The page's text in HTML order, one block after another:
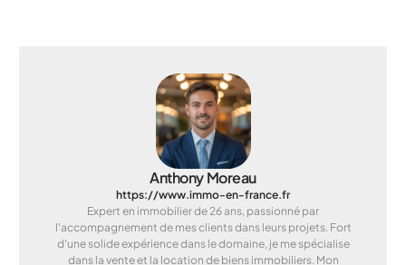
Anthony Moreau
https://www.immo-en-france.fr
Expert en immobilier de 26 ans, passionné par
l'accompagnement de mes clients dans leurs projets. Fort
d'une solide expérience dans le domaine, je me spécialise
dans la vente et la location de biens immobiliers. Mon